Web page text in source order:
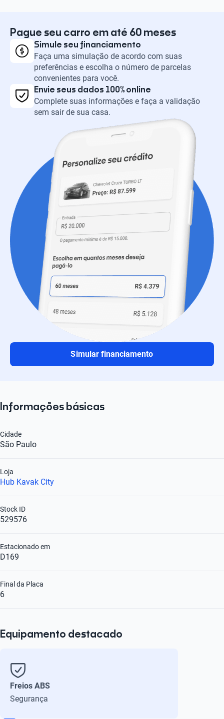
Pague seu carro em até 60 meses
Simule seu financiamento
Faça uma simulação de acordo com suas
preferências e escolha o número de parcelas
convenientes para você.
Envie seus dados 100% online
Complete suas informações e faça a validação
sem sair de sua casa.
Simular financiamento
Informações básicas
São Paulo
Cidade
Hub Kavak City
Loja
529576
Stock ID
D169
Estacionado em
6
Final da Placa
Equipamento destacado
Freios ABS
Segurança